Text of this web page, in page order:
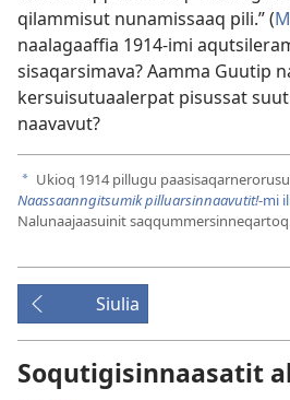
qilam­misut nunamis­saaq pili.” (
naalagaaf­fia 1914-imi
sisaqarsimava? Aam­ma Guutip
kersuisutuaaler­pat pisus­sat
naavavut?
a Ukioq 1914 pil­lugu
Naassaanngitsumik pilluarsinnaavutit!-mi
Nalunaajaasuinit
Siulia
Soqutigisinnaasatit